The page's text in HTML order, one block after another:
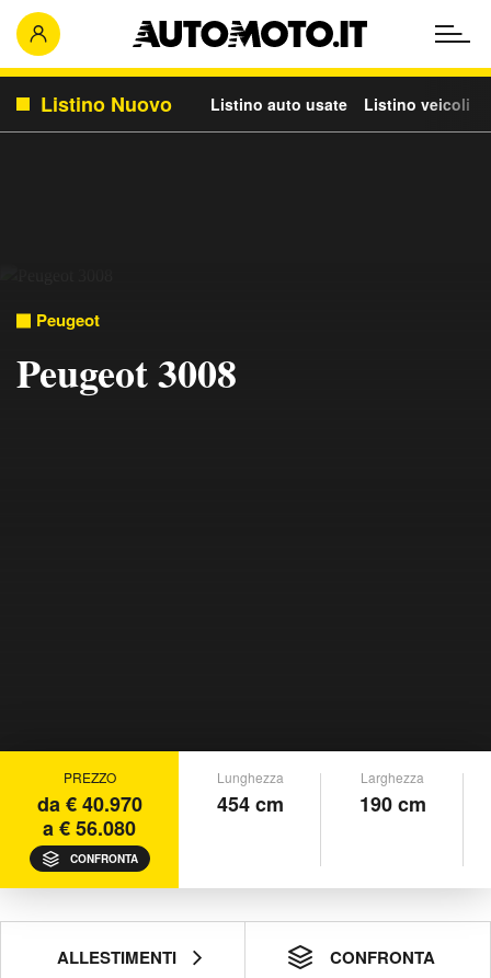
Listino Nuovo Listino auto usate Listino veicoli
Peugeot
Peugeot 3008
PREZZO
da € 40.970
a € 56.080
CONFRONTA
Lunghezza
454 cm
Larghezza
190 cm
ALLESTIMENTI CONFRONTA